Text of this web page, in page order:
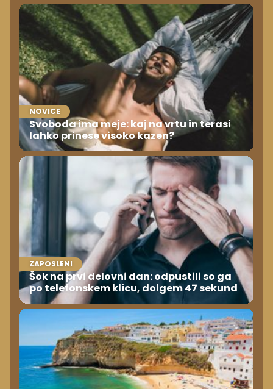
NOVICE
Svoboda ima meje: kaj na vrtu in terasi
lahko prinese visoko kazen?
ZAPOSLENI
Šok na prvi delovni dan: odpustili so ga
po telefonskem klicu, dolgem 47 sekund